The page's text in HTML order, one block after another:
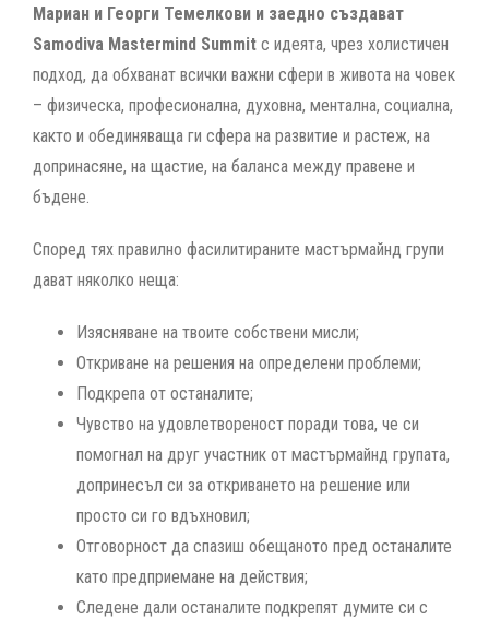
Мариан и Георги Темелкови и заедно създават
Samodiva Mastermind Summit с идеята, чрез холистичен
подход, да обхванат всички важни сфери в живота на човек
– физическа, професионална, духовна, ментална, социална,
както и обединяваща ги сфера на развитие и растеж, на
допринасяне, на щастие, на баланса между правене и
бъдене.
Според тях правилно фасилитираните мастърмайнд групи
дават няколко неща:
Изясняване на твоите собствени мисли;
Откриване на решения на определени проблеми;
Подкрепа от останалите;
Чувство на удовлетвореност поради това, че си
помогнал на друг участник от мастърмайнд групата,
допринесъл си за откриването на решение или
просто си го вдъхновил;
Отговорност да спазиш обещаното пред останалите
като предприемане на действия;
Следене дали останалите подкрепят думите си с